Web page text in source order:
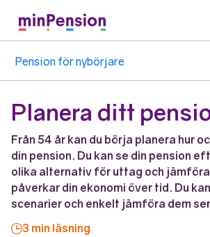
Pension för nybörjare
Planera ditt
Från 54 år kan du börja planera hur
din pension. Du kan se din pension
olika alternativ för uttag och jämföra
påverkar din ekonomi över tid. Du
scenarier och enkelt jämföra dem
3 min läsning